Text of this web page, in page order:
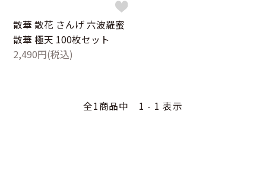
散華 散花 さんげ 六波羅蜜
散華 極天 100枚セット
2,490円(税込)
全1商品中 1 - 1 表示